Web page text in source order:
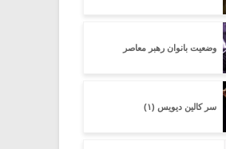
وضعیت بانوان رهبر معاصر
سر کالین دیویس (۱)